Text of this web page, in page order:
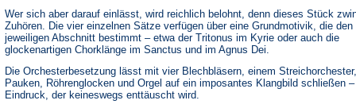
Wer sich aber darauf einlässt, wird reichlich belohnt, denn dieses Stück
Zuhören. Die vier einzelnen Sätze verfügen über eine Grundmotivik, die den
jeweiligen Abschnitt bestimmt – etwa der Tritonus im Kyrie oder auch die
glockenartigen Chorklänge im Sanctus und im Agnus Dei.
Die Orchesterbesetzung lässt mit vier Blechbläsern, einem Streichorchester,
Pauken, Röhrenglocken und Orgel auf ein imposantes Klangbild schließen
Eindruck, der keineswegs enttäuscht wird.